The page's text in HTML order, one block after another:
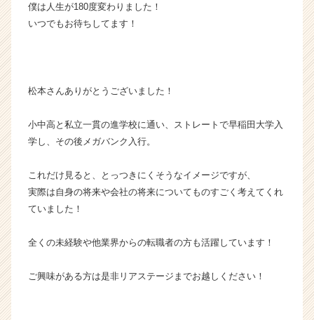
僕は人生が180度変わりました！
いつでもお待ちしてます！
松本さんありがとうございました！
小中高と私立一貫の進学校に通い、ストレートで早稲田大学入
学し、その後メガバンク入行。
これだけ見ると、とっつきにくそうなイメージですが、
実際は自身の将来や会社の将来についてものすごく考えてくれ
ていました！
全くの未経験や他業界からの転職者の方も活躍しています！
ご興味がある方は是非リアステージまでお越しください！